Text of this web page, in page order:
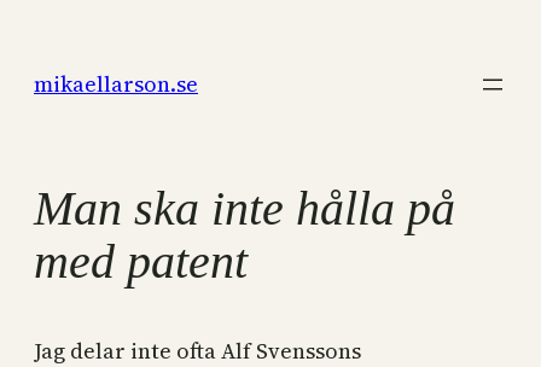
innehåll
mikaellarson.se
Man ska inte hålla på
med patent
Jag delar inte ofta Alf Svenssons